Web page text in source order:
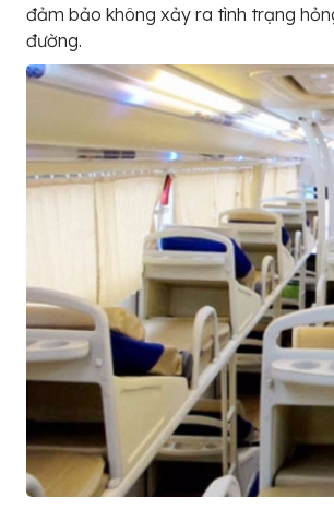
đảm bảo không xảy ra tình trạng
đường.